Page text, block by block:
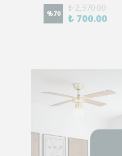
%70
₺ 2,370.00
₺ 700.00